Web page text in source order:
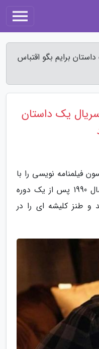
برایم بگو اقتباس
یک داستان
فیلمنامه نویسی را با
فیلم جیغ آغاز کرد. او در اوایل سال 1990 پس از یک دوره
و طنز کلیشه ای را در